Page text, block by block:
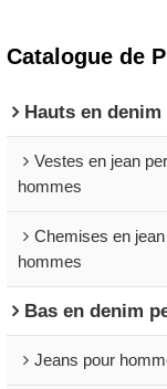
Catalogue de
Hauts en
Vestes en jean
hommes
Chemises en
hommes
Bas en denim
Jeans pour